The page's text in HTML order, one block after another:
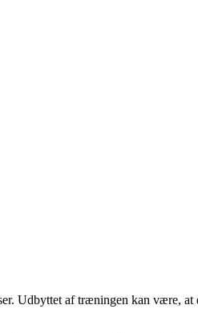
Udbyttet af træningen kan være,